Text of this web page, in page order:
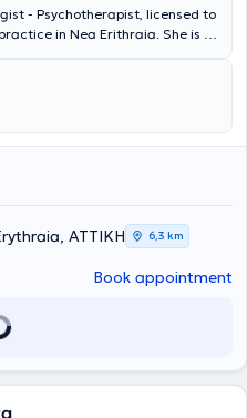
- Psychotherapist, licensed to
in Nea Erithraia. She is a
Therapy (CBT) from
of Behavior (IRET). Her
stems from many years of
the specialized online
individual psychotherapy,
therapy. Her priority is
attendance of numerous
Lastly, she privately handles
psychopathology, requiring
ΑΤΤΙΚΗ 6,3 km
Book appointment